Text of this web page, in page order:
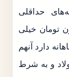
حداقلی
بی‌شک از ۲۳ میلیون تومان خیلی
ماهانه دارد آنهم
و به شرط